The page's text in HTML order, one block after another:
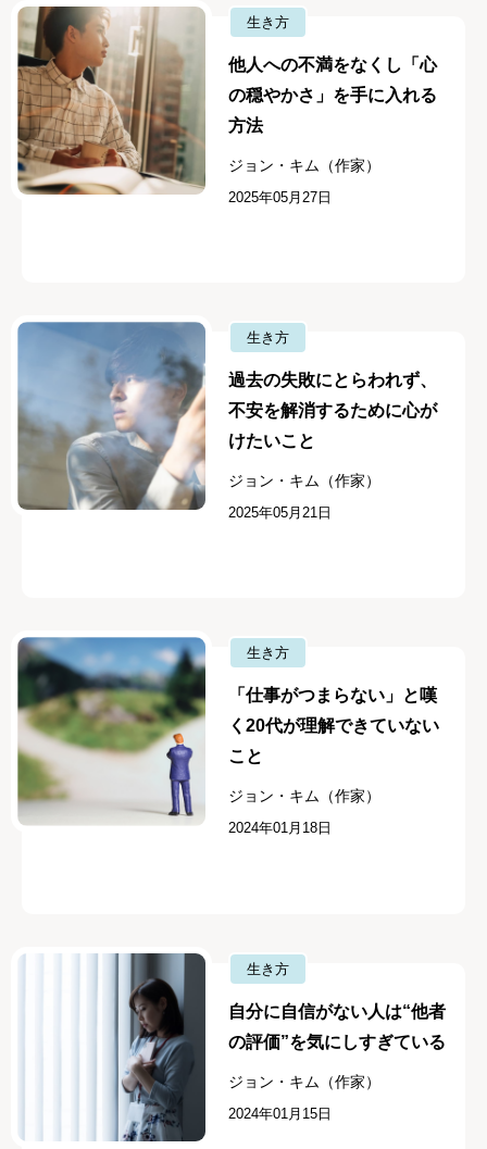
生き方
他人への不満をなくし「心
の穏やかさ」を手に入れる
方法
ジョン・キム（作家）
2025年05月27日
生き方
過去の失敗にとらわれず、
不安を解消するために心が
けたいこと
ジョン・キム（作家）
2025年05月21日
生き方
「仕事がつまらない」と嘆
く20代が理解できていない
こと
ジョン・キム（作家）
2024年01月18日
生き方
自分に自信がない人は“他者
の評価”を気にしすぎている
ジョン・キム（作家）
2024年01月15日